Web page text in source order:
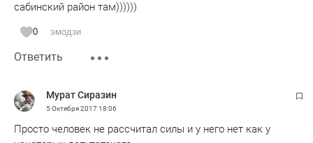
сабинский район там))))))
0 эмодзи
Ответить
Мурат Сиразин
5 Октября 201718:06
Просто человек не рассчитал силы и у него нет как у